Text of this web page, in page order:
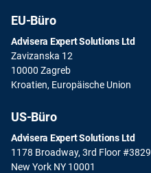
EU-Büro
Advisera Expert Solutions Ltd
Zavizanska 12
10000 Zagreb
Kroatien, Europäische Union
US-Büro
Advisera Expert Solutions Ltd
1178 Broadway, 3rd Floor #3829
New York NY 10001